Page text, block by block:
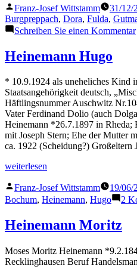
Veröffentlicht
von
Franz-Josef Wittstamm 31/12/
Burgpreppach, Dora, Fulda,
Schreiben Sie einen Kommentar
Heinemann Hugo
* 10.9.1924 als uneheliches Kind
Staatsangehörigkeit deutsch,
Häftlingsnummer Auschwitz
Vater Ferdinand Dolio (auch
Heinemann *26.7.1897 in Rheda;
mit Joseph Stern; Ehe der Mutter
ca. 1922 (Scheidung?)
„Heinemann
weiterlesen
Veröffentlicht
von
Franz-Josef Wittstamm 19/06/
Bochum, Heinemann, Hugo 2
Heinemann Moritz
Moses Moritz Heinemann
Recklinghausen Beruf